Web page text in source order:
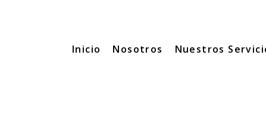
Inicio Nosotros Nuestros